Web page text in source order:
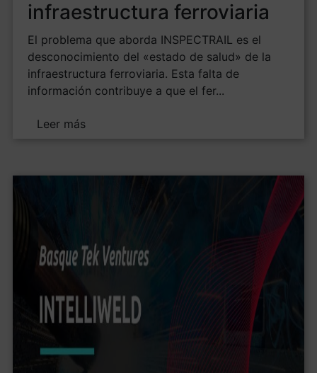
infraestructura ferroviaria
El problema que aborda INSPECTRAIL es el
desconocimiento del «estado de salud» de la
infraestructura ferroviaria. Esta falta de
información contribuye a que el fer...
Leer más